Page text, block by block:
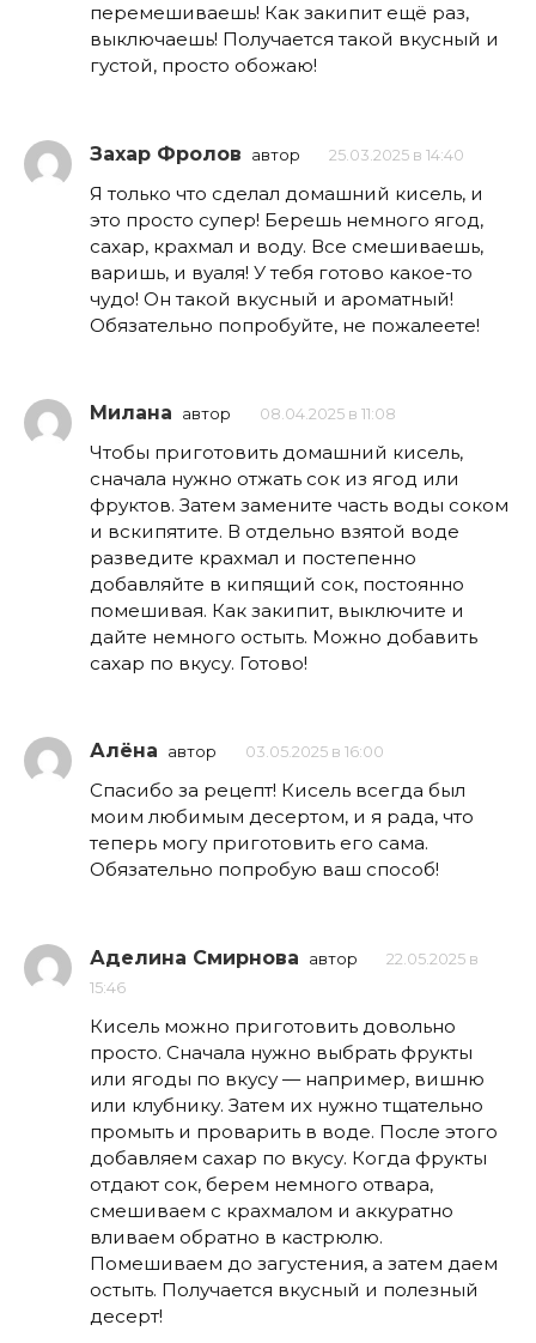
перемешиваешь! Как закипит ещё раз,
выключаешь! Получается такой вкусный и
густой, просто обожаю!
Захар Фролов автор 25.03.2025 в 14:40
Я только что сделал домашний кисель, и
это просто супер! Берешь немного ягод,
сахар, крахмал и воду. Все смешиваешь,
варишь, и вуаля! У тебя готово какое-то
чудо! Он такой вкусный и ароматный!
Обязательно попробуйте, не пожалеете!
Милана автор 08.04.2025 в 11:08
Чтобы приготовить домашний кисель,
сначала нужно отжать сок из ягод или
фруктов. Затем замените часть воды соком
и вскипятите. В отдельно взятой воде
разведите крахмал и постепенно
добавляйте в кипящий сок, постоянно
помешивая. Как закипит, выключите и
дайте немного остыть. Можно добавить
сахар по вкусу. Готово!
Алёна автор 03.05.2025 в 16:00
Спасибо за рецепт! Кисель всегда был
моим любимым десертом, и я рада, что
теперь могу приготовить его сама.
Обязательно попробую ваш способ!
Аделина Смирнова автор
22.05.2025 в
15:46
Кисель можно приготовить довольно
просто. Сначала нужно выбрать фрукты
или ягоды по вкусу — например, вишню
или клубнику. Затем их нужно тщательно
промыть и проварить в воде. После этого
добавляем сахар по вкусу. Когда фрукты
отдают сок, берем немного отвара,
смешиваем с крахмалом и аккуратно
вливаем обратно в кастрюлю.
Помешиваем до загустения, а затем даем
остыть. Получается вкусный и полезный
десерт!